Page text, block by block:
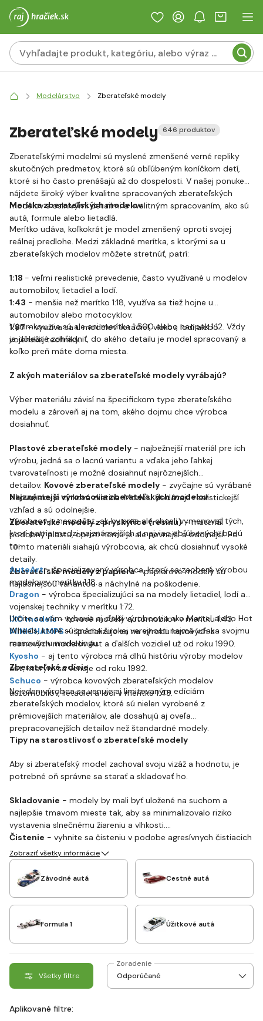
Modelárstvo Zberateľské modely
Zberateľské modely 646 produktov
Zberateľskými modelmi sú myslené zmenšené verné repliky
skutočných predmetov, ktoré sú obľúbeným koníčkom detí,
ktoré si ho často prenášajú až do dospelosti. V našej ponuke
nájdete široký výber kvalitne spracovaných zberateľských
modelov s oslnivými detailmi a kvalitným spracovaním, ako sú
autá, formule alebo lietadlá.
Merítka zberateľských modelov
Merítko udáva, koľkokrát je model zmenšený oproti svojej
reálnej predlohe. Medzi základné merítka, s ktorými sa u
zberateľských modelov môžete stretnúť, patrí:
1:18 - veľmi realistické prevedenie, často využívané u modelov
automobilov, lietadiel a lodí.
1:43 - menšie než merítko 1:18, využíva sa tiež hojne u
automobilov alebo motocyklov.
1:87- využíva sa u modelov lietadiel, vlakov, lodí alebo
vojenskej techniky.
Výnimkou nie sú ale ani merítka 1:500 alebo naopak 1:12. Vždy
je dôležité zohľadniť, do akého detailu je model spracovaný a
koľko preň máte doma miesta.
Z akých materiálov sa zberateľské modely vyrábajú?
Výber materiálu závisí na špecifickom type zberateľského
modelu a zároveň aj na tom, akého dojmu chce výrobca
dosiahnuť.
Plastové zberateľské modely - najbežnejší materiál pre ich
výrobu, jedná sa o lacnú variantu a vďaka jeho ľahkej
tvarovateľnosti je možné dosiahnuť najrôznejších
detailov. Kovové zberateľské modely - zvyčajne sú vyrábané
z kovu, ako je zinková zliatina. Modelu dodávajú realistickejší
vzhľad a sú odolnejšie.
Zberateľské modely z pryskyřice (resinu)- materiál
podobný plastu, oproti nemu je ale pevnejší a odolnejší. Po
tomto materiáli siahajú výrobcovia, ak chcú dosiahnuť vysoké
detaily.
Zberateľské modely z papiera- papierové modely sú
najlacnejšou variantou a náchylné na poškodenie.
Najznámejší výrobcovia zberateľských modelov
Výrobcov je nespočet, ak by sme ale chceli vymenovať tých,
ktorí patria medzi najznámejších a najviac obľúbených, budú
to:
AutoArt- špecializovaný výrobca, ktorý sa zaoberá výrobou
modelov v merítku 1:18.
Dragon - výrobca špecializujúci sa na modely lietadiel, lodí a
vojenskej techniky v merítku 1:72.
IXO models- kovové modely automobilov v merítku 1:43.
MINICHAMPS- špecializuje sa na výrobu kovových a
resinových modelov áut a ďalších vozidiel už od roku 1990.
Kyosho - aj tento výrobca má dlhú históriu výroby modelov
áut, ktorým sa venuje od roku 1992.
Schuco - výrobca kovových zberateľských modelov
automobilov, lietadiel a lodí v merítku 1:43.
Určite sa vám vybavia aj ďalší výrobcovia ako Mattel alebo Hot
Wheels, ktoré sú známe širokej verejnosti najmä vďaka svojmu
masovému marketingu.
Zberateľské edície
Nejeden výrobca sa venuje aj limitovaným edíciám
zberateľských modelov, ktoré sú nielen vyrobené z
prémiovejších materiálov, ale dosahujú aj oveľa
prepracovanejších detailov než štandardné modely.
Tipy na starostlivosť o zberateľské modely
Aby si zberateľský model zachoval svoju vizáž a hodnotu, je
potrebné oň správne sa starať a skladovať ho.
Skladovanie - modely by mali byť uložené na suchom a
najlepšie tmavom mieste tak, aby sa minimalizovalo riziko
vystavenia slnečnému žiareniu a vlhkosti.
Čistenie - vyhnite sa čisteniu v podobe agresívnych čistiacich
prostriedkov a čistite ich najlepšie mäkkým handričkou alebo
kefkou, aby nedošlo k poškodeniu povrchu.
Úpravy- ak už dôjde k poškodeniu modelu, k jeho oprave
existuje mnoho špeciálnych súprav na opravy.
Zobraziť všetky informácie
Závodné autá Cestné autá
Formula 1 Úžitkové autá
Všetky filtre
Zoradenie
Aplikované filtre: